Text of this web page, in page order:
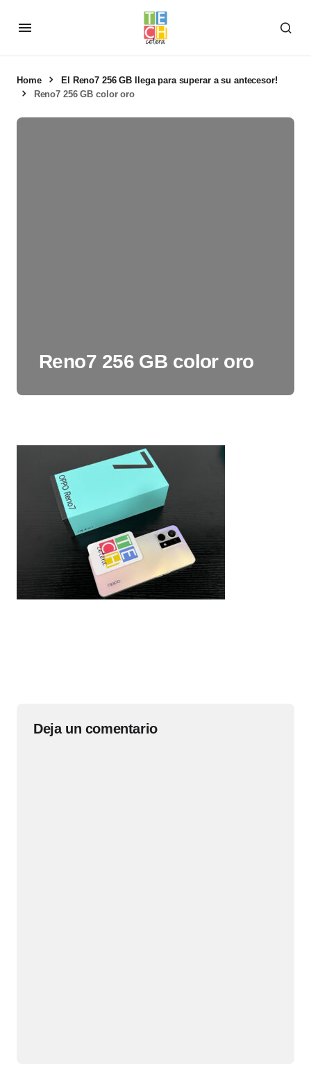
Home
El Reno7 256 GB llega para superar a su antecesor!
Reno7 256 GB color oro
Reno7 256 GB color oro
Deja un comentario